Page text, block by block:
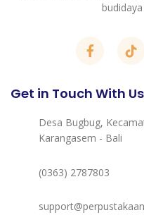
Get in Touch With Us
Desa Bugbug,
Karangasem - Bali
(0363) 2787803